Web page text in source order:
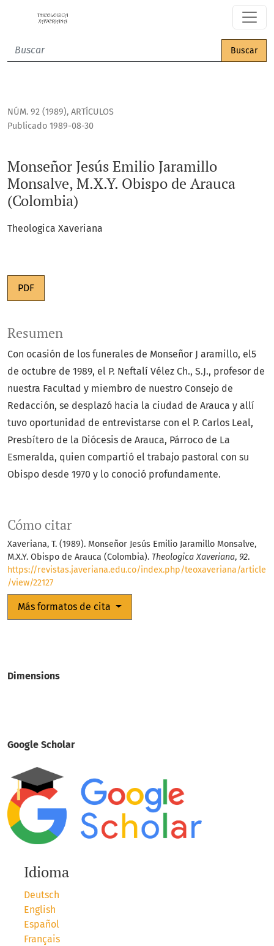
Monseñor Jesús Emilio Jaramillo Monsalve, M.X.Y. Obispo
Buscar
NÚM. 92 (1989), ARTÍCULOS
Monseñor Jesús Emilio Jaramillo
Monsalve, M.X.Y. Obispo de Arauca
(Colombia)
Publicado 1989-08-30
Theologica Xaveriana
PDF
Cómo citar
Xaveriana, T. (1989). Monseñor Jesús Emilio Jaramillo Monsalve,
M.X.Y. Obispo de Arauca (Colombia). Theologica Xaveriana, 92.
https://revistas.javeriana.edu.co/index.php/teoxaveriana/article
/view/22127
Más formatos de cita
Dimensions
Google Scholar
Idioma
Deutsch
English
Español
Français
Resumen
Con ocasión de los funerales de Monseñor J aramillo, el5
de octubre de 1989, el P. Neftalí Vélez Ch., S.J., profesor de
nuestra Facultad y miembro de nuestro Consejo de
Redacción, se desplazó hacia la ciudad de Arauca y allí
tuvo oportunidad de entrevistarse con el P. Carlos Leal,
Presbítero de la Diócesis de Arauca, Párroco de La
Esmeralda, quien compartió el trabajo pastoral con su
Obispo desde 1970 y lo conoció profundamente.